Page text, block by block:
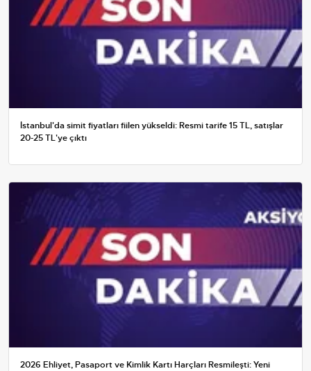
İstanbul'da simit fiyatları fiilen yükseldi: Resmi tarife 15 TL, satışlar
20-25 TL'ye çıktı
2026 Ehliyet, Pasaport ve Kimlik Kartı Harçları Resmileşti: Yeni